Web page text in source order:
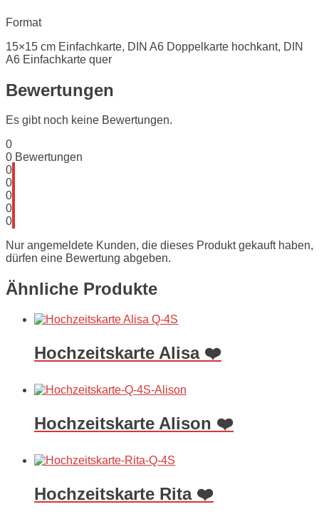
Format
15×15 cm Einfachkarte, DIN A6 Doppelkarte hochkant, DIN
A6 Einfachkarte quer
Bewertungen
Es gibt noch keine Bewertungen.
0
0 Bewertungen
0
0
0
0
0
Nur angemeldete Kunden, die dieses Produkt gekauft haben,
dürfen eine Bewertung abgeben.
Ähnliche Produkte
Hochzeitskarte Alisa ❤️
Hochzeitskarte Alison ❤️
Hochzeitskarte Rita ❤️